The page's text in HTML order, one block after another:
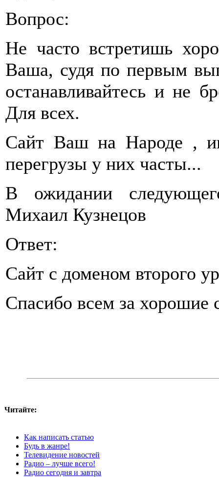
Вопрос:
Не часто встретишь
Ваша, судя по первым
останавливайтесь и не
Для всех.
Сайт Ваш на Народе ,
перегрузы у них часты...
В ожидании
Михаил Кузнецов
Ответ:
Сайт с доменом второго
Спасибо всем за хорошие
Читайте:
Как написать статью
Будь в жанре!
Телевидение новостей
Радио – лучше всего!
Радио сегодня и завтра